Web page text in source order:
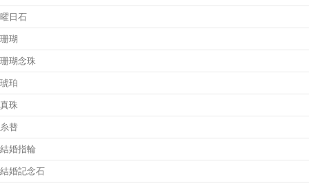
曜日石
珊瑚
珊瑚念珠
琥珀
真珠
糸替
結婚指輪
結婚記念石